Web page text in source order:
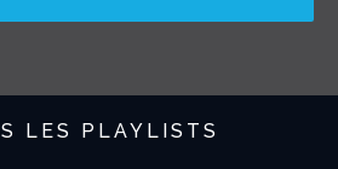
LES PLAYLISTS